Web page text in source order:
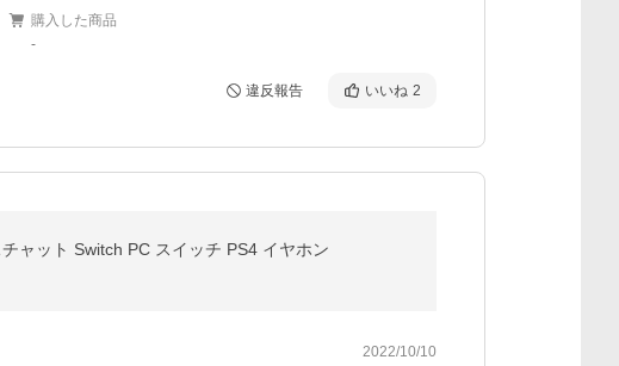
購入した商品
-
違反報告 いいね 2
ャット Switch PC スイッチ PS4 イヤホン
2022/10/10